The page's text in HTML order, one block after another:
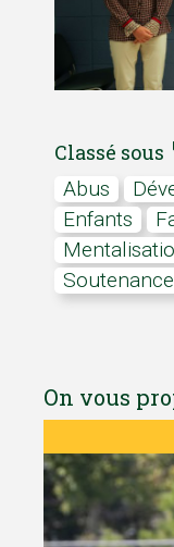
Classé sous
abus
Enfants
On vous